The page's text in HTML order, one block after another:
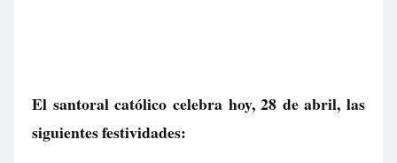
El santoral católico celebra hoy, 28 de abril, las
siguientes festividades: